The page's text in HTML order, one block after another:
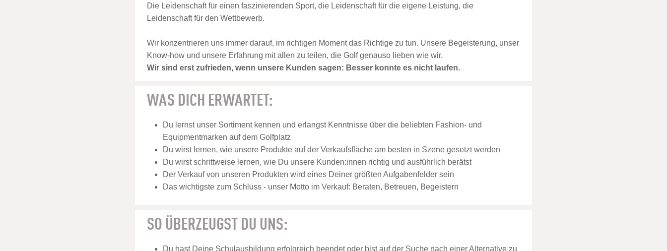
Die Leidenschaft für einen faszinierenden Sport, die Leidenschaft für die eigene Leistung, die
Leidenschaft für den Wettbewerb.
Wir konzentrieren uns immer darauf, im richtigen Moment das Richtige zu tun. Unsere Begeisterung, unser
Know-how und unsere Erfahrung mit allen zu teilen, die Golf genauso lieben wie wir.
Wir sind erst zufrieden, wenn unsere Kunden sagen: Besser konnte es nicht laufen.
WAS DICH ERWARTET:
Du lernst unser Sortiment kennen und erlangst Kenntnisse über die beliebten Fashion- und
Equipmentmarken auf dem Golfplatz
Du wirst lernen, wie unsere Produkte auf der Verkaufsfläche am besten in Szene gesetzt werden
Du wirst schrittweise lernen, wie Du unsere Kunden:innen richtig und ausführlich berätst
Der Verkauf von unseren Produkten wird eines Deiner größten Aufgabenfelder sein
Das wichtigste zum Schluss - unser Motto im Verkauf: Beraten, Betreuen, Begeistern
SO ÜBERZEUGST DU UNS:
Du hast Deine Schulausbildung erfolgreich beendet oder bist auf der Suche nach einer Alternative zu